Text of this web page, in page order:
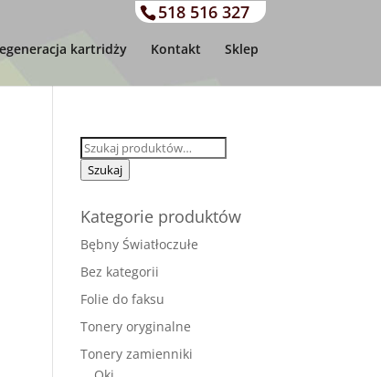
518 516 327
kartridży Kontakt Sklep
Szukaj:
Szukaj
Kategorie produktów
Bębny Światłoczułe
Bez kategorii
Folie do faksu
Tonery oryginalne
Tonery zamienniki